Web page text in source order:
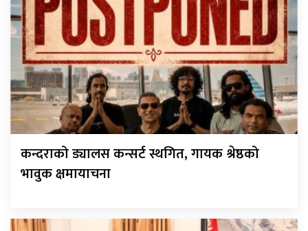
कन्दराको ड्यालस कन्सर्ट स्थगित, गायक श्रेष्ठको
भावुक क्षमायाचना